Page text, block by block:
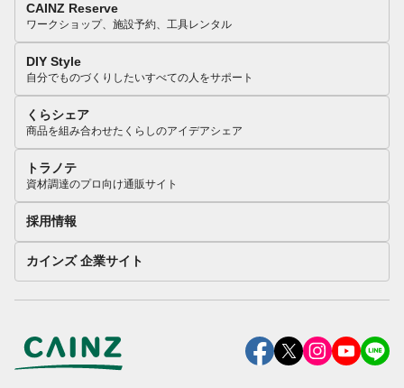
CAINZ Reserve
ワークショップ、施設予約、工具レンタル
DIY Style
自分でものづくりしたいすべての人をサポート
くらシェア
商品を組み合わせたくらしのアイデアシェア
トラノテ
資材調達のプロ向け通販サイト
採用情報
カインズ 企業サイト